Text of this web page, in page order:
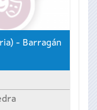
- Barragán